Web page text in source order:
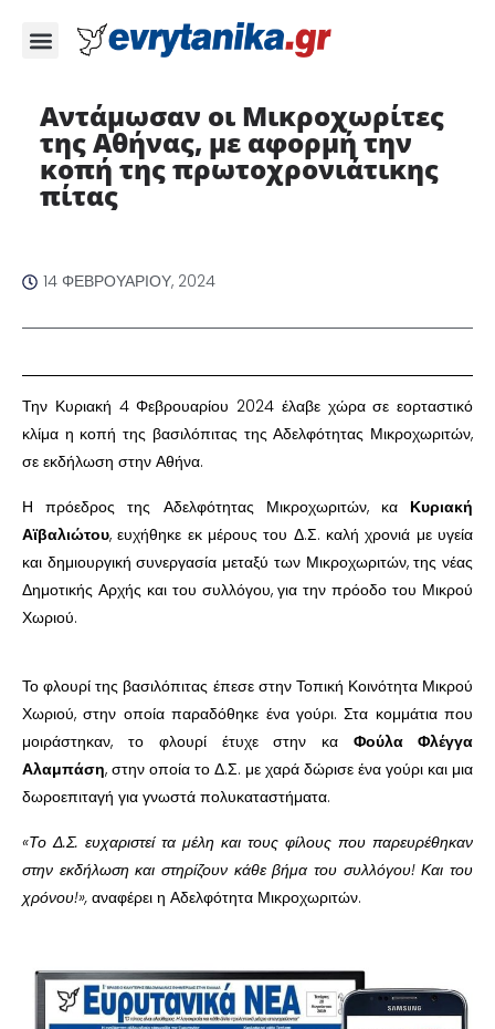
Αντάμωσαν οι Μικροχωρίτες
της Αθήνας, με αφορμή την
κοπή της πρωτοχρονιάτικης
πίτας
14 ΦΕΒΡΟΥΑΡΊΟΥ, 2024
Την Κυριακή 4 Φεβρουαρίου 2024 έλαβε χώρα σε εορταστικό
κλίμα η κοπή της βασιλόπιτας της Αδελφότητας Μικροχωριτών,
σε εκδήλωση στην Αθήνα.
Η πρόεδρος της Αδελφότητας Μικροχωριτών, κα Κυριακή
Αϊβαλιώτου, ευχήθηκε εκ μέρους του Δ.Σ. καλή χρονιά με υγεία
και δημιουργική συνεργασία μεταξύ των Μικροχωριτών, της νέας
Δημοτικής Αρχής και του συλλόγου, για την πρόοδο του Μικρού
Χωριού.
Το φλουρί της βασιλόπιτας έπεσε στην Τοπική Κοινότητα Μικρού
Χωριού, στην οποία παραδόθηκε ένα γούρι. Στα κομμάτια που
μοιράστηκαν, το φλουρί έτυχε στην καΦούλα Φλέγγα
Αλαμπάση, στην οποία το Δ.Σ. με χαρά δώρισε ένα γούρι και μια
δωροεπιταγή για γνωστά πολυκαταστήματα.
«Το Δ.Σ. ευχαριστεί τα μέλη και τους φίλους που παρευρέθηκαν
στην εκδήλωση και στηρίζουν κάθε βήμα του συλλόγου! Και του
χρόνου!», αναφέρει η Αδελφότητα Μικροχωριτών.